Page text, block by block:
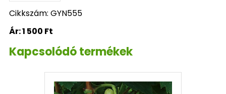
Cikkszám: GYN555
Ár:1 500 Ft
Kapcsolódó termékek